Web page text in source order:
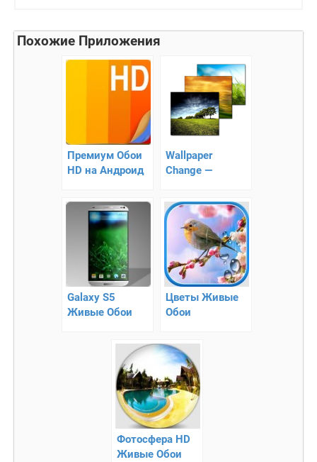
Похожие Приложения
Премиум Обои
HD на Андроид
Wallpaper
Change —
настройки
смены обоев
Galaxy S5
Живые Обои
Цветы Живые
Обои
Фотосфера HD
Живые Обои